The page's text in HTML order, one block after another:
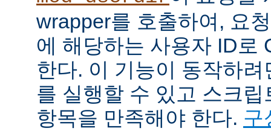
wrapper를 호출하여, 요
에 해당하는 사용자 ID로
한다. 이 기능이 동작하
를 실행할 수 있고 스크
항목을 만족해야 한다. 구